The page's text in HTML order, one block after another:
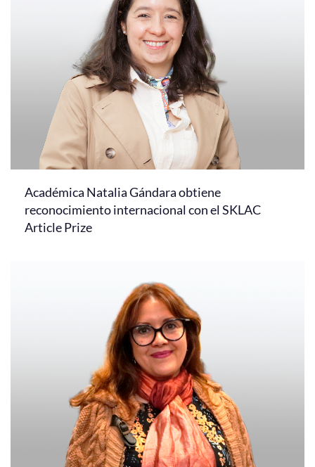
Académica Natalia Gándara obtiene
reconocimiento internacional con el SKLAC
Article Prize